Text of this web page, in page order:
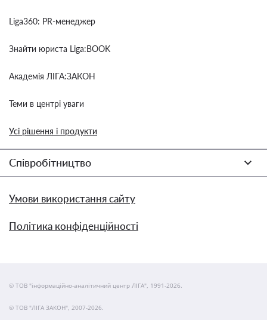
Liga360: PR-менеджер
Знайти юриста Liga:BOOK
Академія ЛІГА:ЗАКОН
Теми в центрі уваги
Усі рішення і продукти
Співробітництво
Умови використання сайту
Політика конфіденційності
© ТОВ "інформаційно-аналітичний центр ЛІГА", 1991-2026.
© ТОВ "ЛІГА ЗАКОН", 2007-2026.